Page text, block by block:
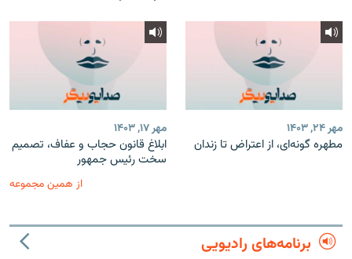
مهر ۲۴, ۱۴۰۳
مطهره گونه‌ای، از اعتراض تا زندان
مهر ۱۷, ۱۴۰۳
ابلاغ قانون حجاب و عفاف، تصمیم
سخت رئیس جمهور
از همین مجموعه
برنامه‌های رادیویی